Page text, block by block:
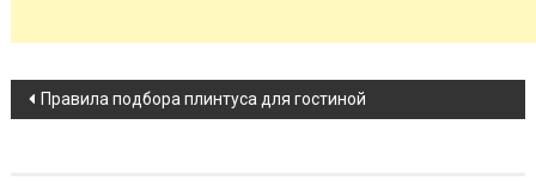
Навигация по записи
Правила подбора плинтуса для гостиной